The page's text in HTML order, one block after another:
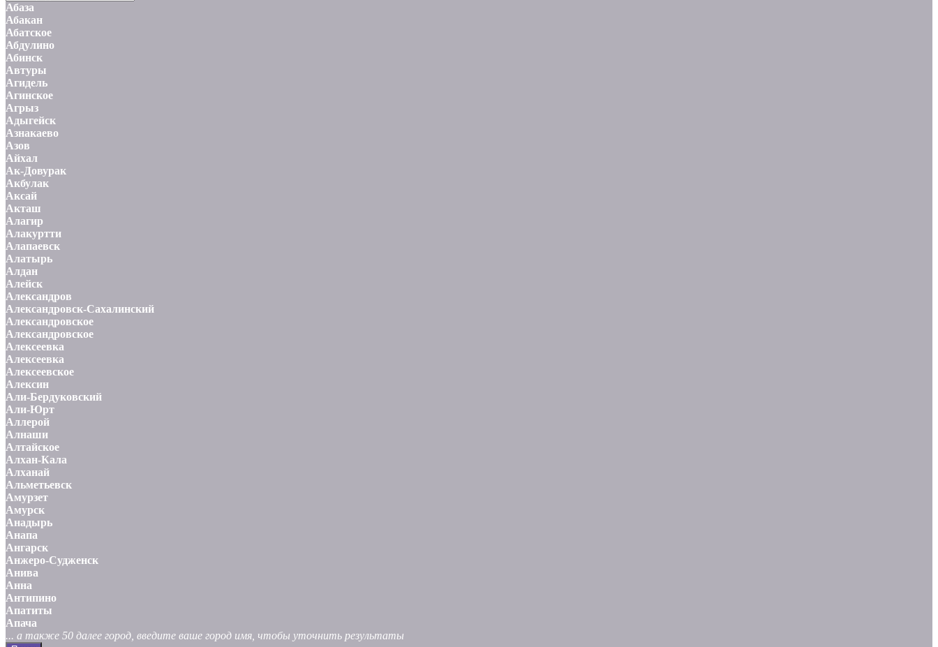
Абаза
Абакан
Абатское
Абдулино
Абинск
Автуры
Агидель
Агинское
Агрыз
Адыгейск
Азнакаево
Азов
Айхал
Ак-Довурак
Акбулак
Аксай
Акташ
Алагир
Алакуртти
Алапаевск
Алатырь
Алдан
Алейск
Александров
Александровск-Сахалинский
Александровское
Александровское
Алексеевка
Алексеевка
Алексеевское
Алексин
Али-Бердуковский
Али-Юрт
Аллерой
Алнаши
Алтайское
Алхан-Кала
Алханай
Альметьевск
Амурзет
Амурск
Анадырь
Анапа
Ангарск
Анжеро-Судженск
Анива
Анна
Антипино
Апатиты
Апача
... а также 50 далее город, введите ваше город имя, чтобы уточнить результаты